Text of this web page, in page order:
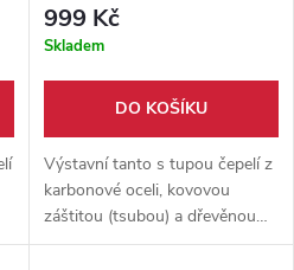
999 Kč
Skladem
DO KOŠÍKU
Výstavní tanto s tupou čepelí z
karbonové oceli, kovovou
záštitou (tsubou) a dřevěnou
pochvou zdobenou japonskými